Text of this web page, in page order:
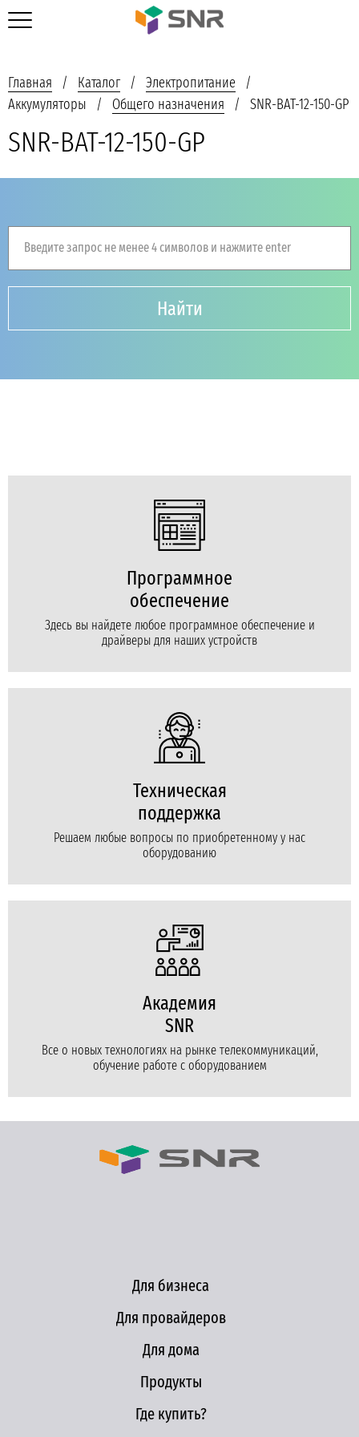
Главная Каталог
Электропитание
Аккумуляторы
Общего назначения SNR-BAT-12-150-GP
SNR-BAT-12-150-GP
Введите запрос не менее 4 символов и нажмите enter
Найти
Программное
обеспечение
Здесь вы найдете любое программное обеспечение и
драйверы для наших устройств
Техническая
поддержка
Решаем любые вопросы по приобретенному у нас
оборудованию
Академия
SNR
Все о новых технологиях на рынке телекоммуникаций,
обучение работе с оборудованием
Для бизнеса
Для провайдеров
Для дома
Продукты
Где купить?